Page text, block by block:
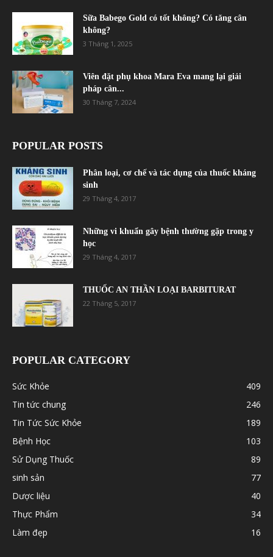
Sữa Babego Gold có tốt không? Có tăng cân
không?
3 Tháng 1, 2025
Viên đặt phụ khoa Mara Eva mang lại giải
pháp cân...
30 Tháng 7, 2024
POPULAR POSTS
Phân loại, cơ chế và tác dụng của thuốc kháng
sinh
29 Tháng 4, 2017
Những vi khuẩn gây bệnh thường gặp trong y
học
29 Tháng 4, 2017
THUỐC AN THẦN LOẠI BARBITURAT
22 Tháng 5, 2017
POPULAR CATEGORY
Sức Khỏe
409
Tin tức chung
246
Tin Tức Sức Khỏe
189
Bệnh Học
103
Sử Dụng Thuốc
89
sinh sản
77
Dược liệu
40
Thực Phẩm
34
Làm đẹp
16